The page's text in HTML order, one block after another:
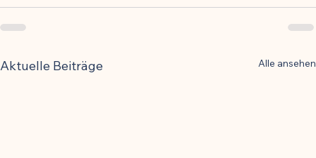
Aktuelle Beiträge Alle ansehen